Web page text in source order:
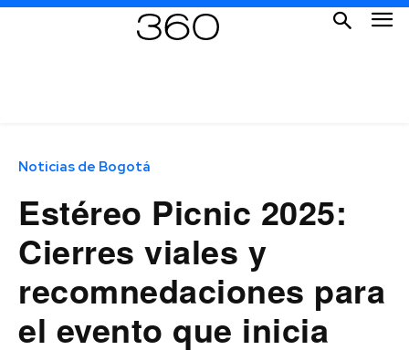
Noticias de Bogotá
Estéreo Picnic 2025:
Cierres viales y
recomnedaciones para
el evento que inicia